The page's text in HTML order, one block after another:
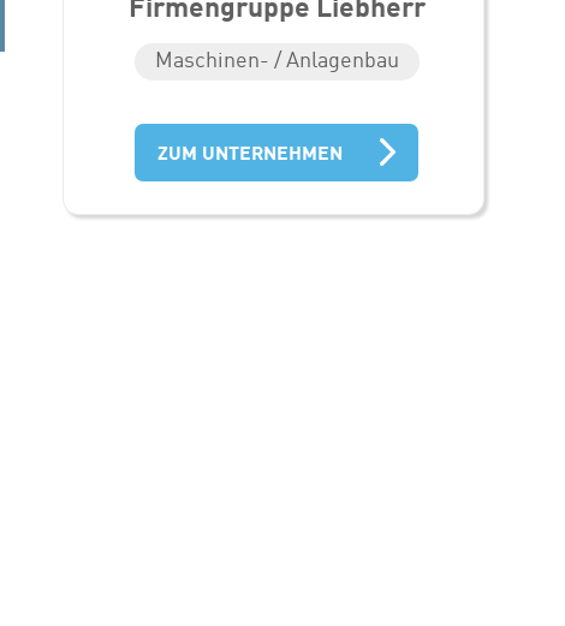
Maschinen- / Anlagenbau
ZUM UNTERNEHMEN